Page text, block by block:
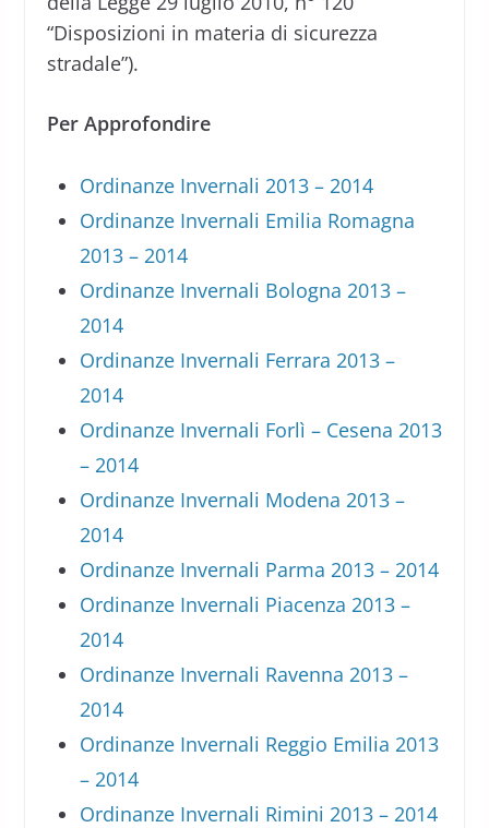
“Disposizioni in materia di sicurezza
stradale”).
Per Approfondire
Ordinanze Invernali 2013 – 2014
Ordinanze Invernali Emilia Romagna
2013 – 2014
Ordinanze Invernali Bologna 2013 –
2014
Ordinanze Invernali Ferrara 2013 –
2014
Ordinanze Invernali Forlì – Cesena 2013
– 2014
Ordinanze Invernali Modena 2013 –
2014
Ordinanze Invernali Parma 2013 – 2014
Ordinanze Invernali Piacenza 2013 –
2014
Ordinanze Invernali Ravenna 2013 –
2014
Ordinanze Invernali Reggio Emilia 2013
– 2014
Ordinanze Invernali Rimini 2013 – 2014